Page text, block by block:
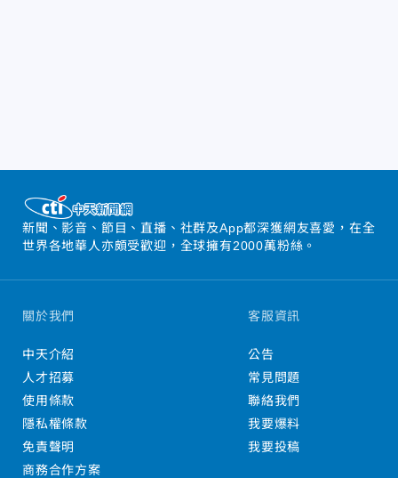
新聞、影音、節目、直播、社群及App都深獲網友喜愛，在全
世界各地華人亦頗受歡迎，全球擁有2000萬粉絲。
關於我們
中天介紹
人才招募
使用條款
隱私權條款
免責聲明
商務合作方案
客服資訊
公告
常見問題
聯絡我們
我要爆料
我要投稿